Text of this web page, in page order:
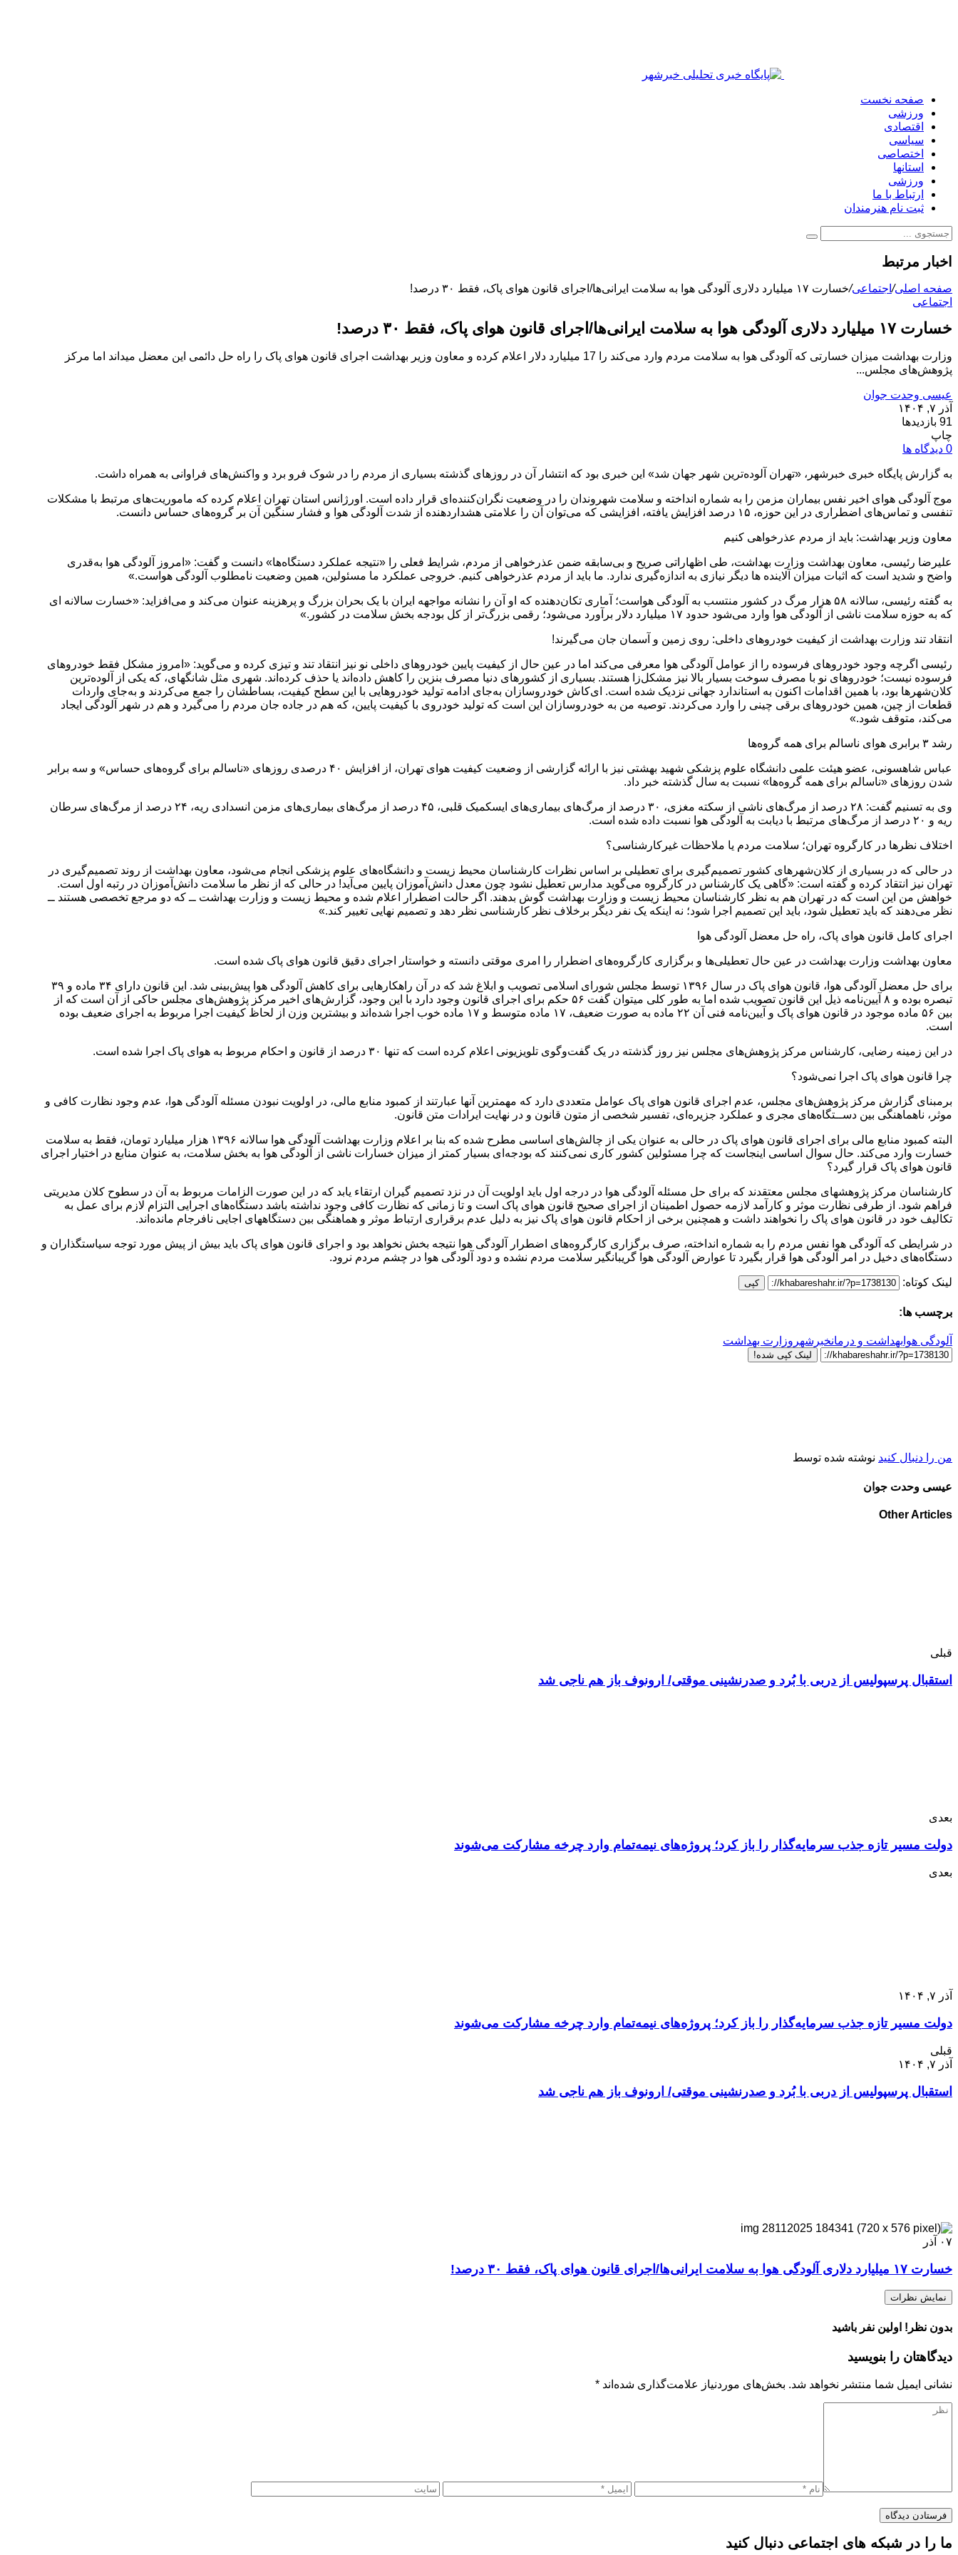
صفحه نخست
ورزشی
اقتصادی
سیاسی
اختصاصی
استانها
ورزشی
ارتباط با ما
ثبت نام هنرمندان
اخبار مرتبط
صفحه اصلی/اجتماعی/خسارت ۱۷ میلیارد دلاری آلودگی هوا به سلامت ایرانی‌ها/اجرای قانون هوای پاک، فقط ۳۰ درصد!
اجتماعی
خسارت ۱۷ میلیارد دلاری آلودگی هوا به سلامت ایرانی‌ها/اجرای قانون هوای پاک، فقط ۳۰ درصد!
وزارت بهداشت میزان خسارتی که آلودگی هوا به سلامت مردم وارد می‌کند را 17 میلیارد دلار اعلام کرده و معاون وزیر بهداشت اجرای قانون هوای پاک را راه حل دائمی این معضل میداند اما مرکز
پژوهش‌های مجلس...
عیسی وحدت جوان
آذر ۷, ۱۴۰۴
91 بازدیدها
چاپ
0 دیدگاه ها
به گزارش پایگاه خبری خبرشهر، «تهران آلوده‌ترین شهر جهان شد» این خبری بود که انتشار آن در روزهای گذشته بسیاری از مردم را در شوک فرو برد و واکنش‌های فراوانی به همراه داشت.
موج آلودگی هوای اخیر نفس بیماران مزمن را به شماره انداخته و سلامت شهروندان را در وضعیت نگران‌کننده‌ای قرار داده است. اورژانس استان تهران اعلام کرده که ماموریت‌های مرتبط با مشکلات
تنفسی و تماس‌های اضطراری در این حوزه، ۱۵ درصد افزایش یافته، افزایشی که می‌‌‌‌‌‌‌‌‌‌‌‌توان آن را علامتی هشداردهنده از شدت آلودگی هوا و فشار سنگین آن بر گروه‌های حساس دانست.
معاون وزیر بهداشت: باید از مردم عذرخواهی کنیم
علیرضا رئیسی، معاون بهداشت وزارت بهداشت، طی اظهاراتی صریح و بی‌سابقه ضمن عذرخواهی از مردم، شرایط فعلی را «نتیجه عملکرد دستگاه‌ها» دانست و گفت: «امروز آلودگی هوا به‌قدری
واضح و شدید است که اثبات میزان آلاینده ها دیگر نیازی به اندازه‌گیری ندارد. ما باید از مردم عذرخواهی کنیم. خروجی عملکرد ما مسئولین، همین وضعیت نامطلوب آلودگی هواست.»
به گفته رئیسی، سالانه ۵۸ هزار مرگ در کشور منتسب به آلودگی هواست؛ آماری تکان‌دهنده که او آن را نشانه مواجهه ایران با یک بحران بزرگ و پرهزینه عنوان می‌کند و می‌افزاید: «خسارت سالانه ای
که به حوزه سلامت ناشی از آلودگی هوا وارد می‌شود حدود ۱۷ میلیارد دلار برآورد می‌شود؛ رقمی بزرگ‌تر از کل بودجه بخش سلامت در کشور.»
انتقاد تند وزارت بهداشت از کیفیت خودروهای داخلی: روی زمین و آسمان جان می‌گیرند!
رئیسی اگرچه وجود خودروهای فرسوده را از عوامل آلودگی هوا معرفی می‌کند اما در عین حال از کیفیت پایین خودروهای داخلی نو نیز انتقاد تند و تیزی کرده و می‌گوید: «امروز مشکل فقط خودروهای
فرسوده نیست؛ خودروهای نو با مصرف سوخت بسیار بالا نیز مشکل‌زا هستند. بسیاری از کشورهای دنیا مصرف بنزین را کاهش داده‌اند یا حذف کرده‌اند. شهری مثل شانگهای، که یکی از آلوده‌ترین
کلان‌شهرها بود، با همین اقدامات اکنون به استاندارد جهانی نزدیک شده است. ای‌کاش خودروسازان به‌جای ادامه تولید خودروهایی با این سطح کیفیت، بساطشان را جمع می‌کردند و به‌جای واردات
قطعات از چین، همین خودروهای برقی چینی را وارد می‌کردند. توصیه من به خودروسازان این است که تولید خودروی با کیفیت پایین، که هم در جاده جان مردم را می‌گیرد و هم در شهر آلودگی ایجاد
می‌کند، متوقف شود.»
رشد ۳ برابری هوای ناسالم برای همه گروه‌ها
عباس شاهسونی، عضو هیئت علمی دانشگاه علوم پزشکی شهید بهشتی نیز با ارائه گزارشی از وضعیت کیفیت هوای تهران، از افزایش ۴۰ درصدی روزهای «ناسالم برای گروه‌های حساس» و سه برابر
شدن روزهای «ناسالم برای همه گروه‌ها» نسبت به سال گذشته خبر داد.
وی به تسنیم گفت: ۲۸ درصد از مرگ‌های ناشی از سکته مغزی، ۳۰ درصد از مرگ‌های بیماری‌های ایسکمیک قلبی، ۴۵ درصد از مرگ‌های بیماری‌های مزمن انسدادی ریه، ۲۴ درصد از مرگ‌های سرطان
ریه و ۲۰ درصد از مرگ‌های مرتبط با دیابت به آلودگی هوا نسبت داده شده است.
اختلاف نظرها در کارگروه تهران؛ سلامت مردم یا ملاحظات غیرکارشناسی؟
در حالی که در بسیاری از کلان‌شهرهای کشور تصمیم‌گیری برای تعطیلی بر اساس نظرات کارشناسان محیط زیست و دانشگاه‌های علوم پزشکی انجام می‌شود، معاون بهداشت از روند تصمیم‌گیری در
تهران نیز انتقاد کرده و گفته است: «گاهی یک کارشناس در کارگروه می‌گوید مدارس تعطیل نشود چون معدل دانش‌آموزان پایین می‌آید! در حالی که از نظر ما سلامت دانش‌آموزان در رتبه اول است.
خواهش من این است که در تهران هم به نظر کارشناسان محیط زیست و وزارت بهداشت گوش بدهند. اگر حالت اضطرار اعلام شده و محیط زیست و وزارت بهداشت ــ که دو مرجع تخصصی هستند ــ
نظر می‌دهند که باید تعطیل شود، باید این تصمیم اجرا شود؛ نه اینکه یک نفر دیگر برخلاف نظر کارشناسی نظر دهد و تصمیم نهایی تغییر کند.»
اجرای کامل قانون هوای پاک، راه حل معضل آلودگی هوا
معاون بهداشت وزارت بهداشت در عین حال تعطیلی‌ها و برگزاری کارگروه‌های اضطرار را امری موقتی دانسته و خواستار اجرای دقیق قانون هوای پاک شده است.
برای حل معضل آلودگی هوا، قانون هوای پاک در سال ۱۳۹۶ توسط مجلس شورای اسلامی تصویب و ابلاغ شد که در آن راهکارهایی برای کاهش آلودگی هوا پیش‌بینی شد. این قانون دارای ۳۴ ماده و ۳۹
تبصره بوده و ۸ آیین‌نامه ذیل این قانون تصویب شده اما به طور کلی میتوان گفت ۵۶ حکم برای اجرای قانون وجود دارد با این وجود، گزارش‌های اخیر مرکز پژوهش‌های مجلس حاکی از آن است که از
بین ۵۶ ماده موجود در قانون هوای پاک و آیین‌نامه فنی آن ۲۲ ماده به صورت ضعیف، ۱۷ ماده متوسط و ۱۷ ماده خوب اجرا شده‌اند و بیشترین وزن از لحاظ کیفیت اجرا مربوط به اجرای ضعیف بوده
است.
در این زمینه رضایی، کارشناس مرکز پژوهش‌های مجلس نیز روز گذشته در یک گفت‌وگوی تلویزیونی اعلام کرده است که تنها ۳۰ درصد از قانون و احکام مربوط به هوای پاک اجرا شده است.
چرا قانون هوای پاک اجرا نمی‌شود؟
برمبنای گزارش مرکز پژوهش‌های مجلس، عدم اجرای قانون هوای پاک عوامل متعددی دارد که مهمترین آنها عبارتند از کمبود منابع مالی، در اولویت نبودن مسئله آلودگی هوا، عدم وجود نظارت کافی و
موثر، ناهماهنگی بین دســتگاه‌های مجری و عملکرد جزیره‌ای، تفسیر شخصی از متون قانون و در نهایت ایرادات متن قانون.
البته کمبود منابع مالی برای اجرای قانون هوای پاک در حالی به عنوان یکی از چالش‌های اساسی مطرح شده که بنا بر اعلام وزارت بهداشت آلودگی هوا سالانه ۱۳۹۶ هزار میلیارد تومان، فقط به سلامت
خسارت وارد می‌کند. حال سوال اساسی اینجاست که چرا مسئولین کشور کاری نمی‌کنند که بودجه‌ای بسیار کمتر از میزان خسارات ناشی از آلودگی هوا به بخش سلامت، به عنوان منابع در اختیار اجرای
قانون هوای پاک قرار گیرد؟
کارشناسان مرکز پژوهشهای مجلس معتقدند که برای حل مسئله آلودگی هوا در درجه اول باید اولویت آن در نزد تصمیم گیران ارتقاء یابد که در این صورت الزامات مربوط به آن در سطوح کلان مدیریتی
فراهم شود. از طرفی نظارت موثر و کارآمد لازمه حصول اطمینان از اجرای صحیح قانون هوای پاک است و تا زمانی که نظارت کافی وجود نداشته باشد دستگاه‌های اجرایی التزام لازم برای عمل به
تکالیف خود در قانون هوای پاک را نخواهند داشت و همچنین برخی از احکام قانون هوای پاک نیز به دلیل عدم برقراری ارتباط موثر و هماهنگی بین دستگاههای اجایی نافرجام مانده‌اند.
در شرایطی که آلودگی هوا نفس مردم را به شماره انداخته، صرف برگزاری کارگروه‌های اضطرار آلودگی هوا نتیجه بخش نخواهد بود و اجرای قانون هوای پاک باید بیش از پیش مورد توجه سیاستگذاران و
دستگاه‌های دخیل در امر آلودگی هوا قرار بگیرد تا عوارض آلودگی هوا گریبانگیر سلامت مردم نشده و دود آلودگی هوا در چشم مردم نرود.
لینک کوتاه: کپی
برچسب ها:
آلودگی هوا بهداشت و درمانخبرشهر وزارت بهداشت
لینک کپی شده!
من را دنبال کنید نوشته شده توسط
عیسی وحدت جوان
Other Articles
قبلی
استقبال پرسپولیس از دربی با بُرد و صدرنشینی موقتی/ ارونوف باز هم ناجی شد
بعدی
دولت مسیر تازه جذب سرمایه‌گذار را باز کرد؛ پروژه‌های نیمه‌تمام وارد چرخه مشارکت می‌شوند
بعدی
آذر ۷, ۱۴۰۴
دولت مسیر تازه جذب سرمایه‌گذار را باز کرد؛ پروژه‌های نیمه‌تمام وارد چرخه مشارکت می‌شوند
قبلی
آذر ۷, ۱۴۰۴
استقبال پرسپولیس از دربی با بُرد و صدرنشینی موقتی/ ارونوف باز هم ناجی شد
۰۷ آذر
خسارت ۱۷ میلیارد دلاری آلودگی هوا به سلامت ایرانی‌ها/اجرای قانون هوای پاک، فقط ۳۰ درصد!
نمایش نظرات
بدون نظر! اولین نفر باشید
دیدگاهتان را بنویسید
نشانی ایمیل شما منتشر نخواهد شد. بخش‌های موردنیاز علامت‌گذاری شده‌اند *
ما را در شبکه های اجتماعی دنبال کنید